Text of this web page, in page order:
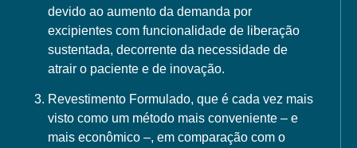
devido ao aumento da demanda por
excipientes com funcionalidade de liberação
sustentada, decorrente da necessidade de
atrair o paciente e de inovação.
Revestimento Formulado, que é cada vez mais
visto como um método mais conveniente – e
mais econômico –, em comparação com o